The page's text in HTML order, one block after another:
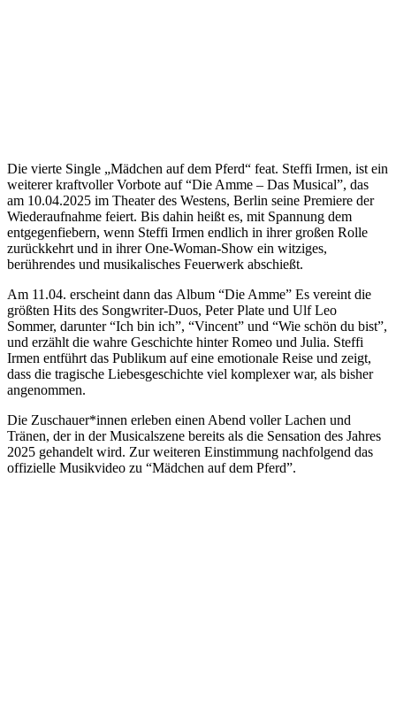
Die vierte Single „Mädchen auf dem Pferd“ feat. Steffi Irmen, ist ein
weiterer kraftvoller Vorbote auf “Die Amme – Das Musical”, das
am 10.04.2025 im Theater des Westens, Berlin seine Premiere der
Wiederaufnahme feiert. Bis dahin heißt es, mit Spannung dem
entgegenfiebern, wenn Steffi Irmen endlich in ihrer großen Rolle
zurückkehrt und in ihrer One-Woman-Show ein witziges,
berührendes und musikalisches Feuerwerk abschießt.
Am 11.04. erscheint dann das Album “Die Amme” Es vereint die
größten Hits des Songwriter-Duos, Peter Plate und Ulf Leo
Sommer, darunter “Ich bin ich”, “Vincent” und “Wie schön du bist”,
und erzählt die wahre Geschichte hinter Romeo und Julia. Steffi
Irmen entführt das Publikum auf eine emotionale Reise und zeigt,
dass die tragische Liebesgeschichte viel komplexer war, als bisher
angenommen.
Die Zuschauer*innen erleben einen Abend voller Lachen und
Tränen, der in der Musicalszene bereits als die Sensation des Jahres
2025 gehandelt wird. Zur weiteren Einstimmung nachfolgend das
offizielle Musikvideo zu “Mädchen auf dem Pferd”.